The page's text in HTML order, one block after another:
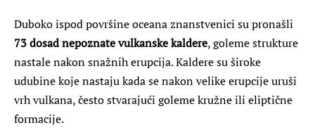
Duboko ispod površine oceana znanstvenici su pronašli
73 dosad nepoznate vulkanske kaldere, goleme strukture
nastale nakon snažnih erupcija. Kaldere su široke
udubine koje nastaju kada se nakon velike erupcije uruši
vrh vulkana, često stvarajući goleme kružne ili eliptične
formacije.